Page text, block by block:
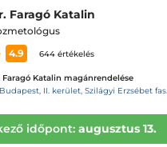
Faragó Katalin
4.9
644 értékelés
Faragó Katalin magánrendelése
Budapest, II. kerület, Szilágyi Erzsébet fasor 17-21. Magasföldszint 8.
időpont: augusztus 13.